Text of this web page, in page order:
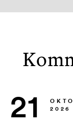
21
2026